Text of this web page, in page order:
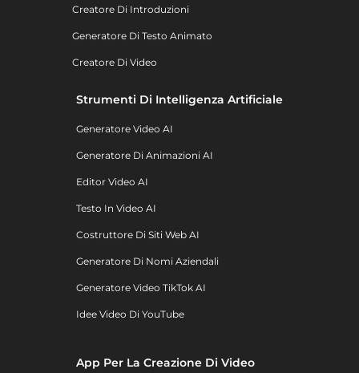
Creatore Di Introduzioni
Generatore Di Testo Animato
Creatore Di Video
Strumenti Di Intelligenza Artificiale
Generatore Video AI
Generatore Di Animazioni AI
Editor Video AI
Testo In Video AI
Costruttore Di Siti Web AI
Generatore Di Nomi Aziendali
Generatore Video TikTok AI
Idee Video Di YouTube
App Per La Creazione Di Video